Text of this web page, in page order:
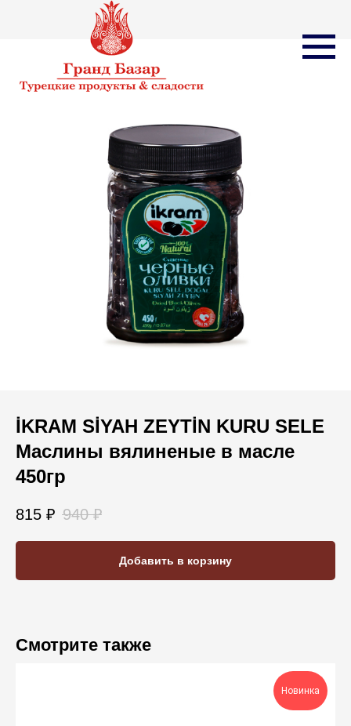
İKRAM SİYAH ZEYTİN KURU SELE
Маслины вялиненые в масле
450гр
815 ₽ 940 ₽
Добавить в корзину
Смотрите также
Новинка